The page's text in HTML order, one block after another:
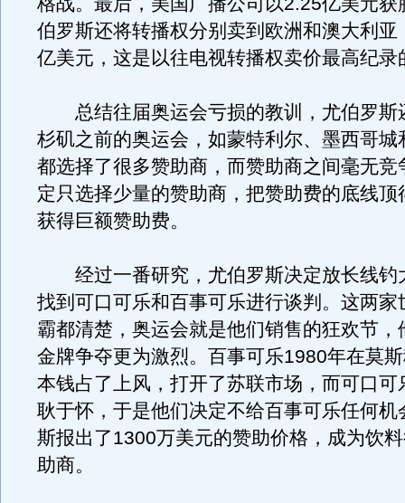
伯罗斯还将转播权分别卖到欧洲和澳大利亚
亿美元，这是以往电视转播权卖价最高纪录
总结往届奥运会亏损的教训，尤伯罗斯
杉矶之前的奥运会，如蒙特利尔、墨西哥城
都选择了很多赞助商，而赞助商之间毫无竞
定只选择少量的赞助商，把赞助费的底线顶
获得巨额赞助费。
经过一番研究，尤伯罗斯决定放长线钓
找到可口可乐和百事可乐进行谈判。这两家
霸都清楚，奥运会就是他们销售的狂欢节，
金牌争夺更为激烈。百事可乐1980年在莫
本钱占了上风，打开了苏联市场，而可口可
耿于怀，于是他们决定不给百事可乐任何机
斯报出了1300万美元的赞助价格，成为饮
助商。